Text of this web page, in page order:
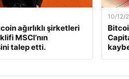
ağırlıklı şirketleri
MSCI’nın
talep etti.
10/12/